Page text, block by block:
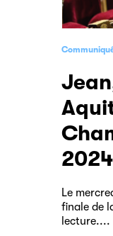
Jean, finaliste Nouvelle-
Le
finale de
lecture....